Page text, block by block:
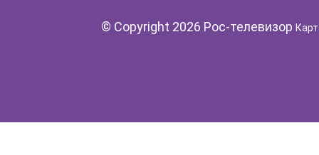
© Copyright 2026 Рос-телевизор